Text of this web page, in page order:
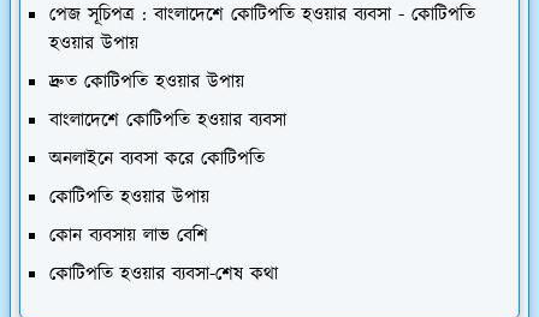
পেজ সূচিপত্র : বাংলাদেশে কোটিপতি হওয়ার ব্যবসা - কোটিপতি
হওয়ার উপায়
দ্রুত কোটিপতি হওয়ার উপায়
বাংলাদেশে কোটিপতি হওয়ার ব্যবসা
অনলাইনে ব্যবসা করে কোটিপতি
কোটিপতি হওয়ার উপায়
কোন ব্যবসায় লাভ বেশি
কোটিপতি হওয়ার ব্যবসা-শেষ কথা